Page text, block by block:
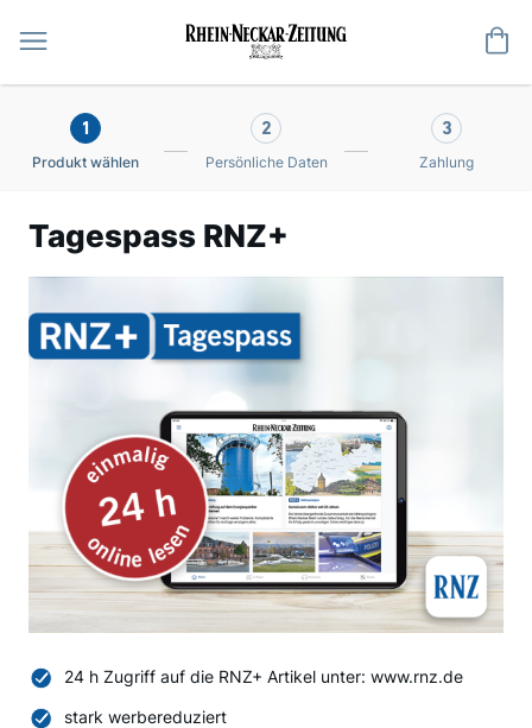
1
Produkt wählen
2
Persönliche Daten
3
Zahlung
Tagespass RNZ+
24 h Zugriff auf die RNZ+ Artikel unter: www.rnz.de
stark werbereduziert